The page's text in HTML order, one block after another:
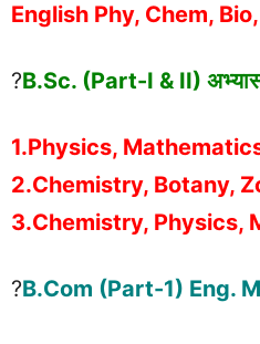
English Phy, Chem,
?B.Sc. (Part-I & II)
1.Physics,
2.Chemistry, Botany,
3.Chemistry, Physics,
?B.Com (Part-1) Eng.